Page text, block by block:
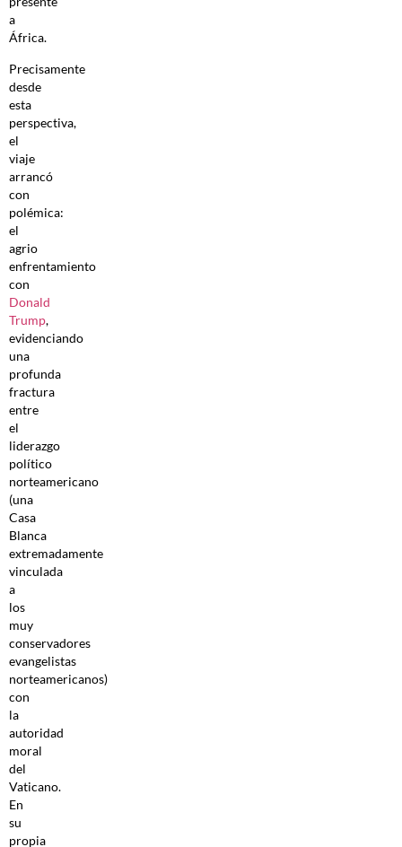
a
África.
Precisamente
desde
esta
perspectiva,
el
viaje
arrancó
con
polémica:
el
agrio
enfrentamiento
con
Donald
Trump,
evidenciando
una
profunda
fractura
entre
el
liderazgo
político
norteamericano
(una
Casa
Blanca
extremadamente
vinculada
a
los
muy
conservadores
evangelistas
norteamericanos)
con
la
autoridad
moral
del
Vaticano.
En
su
propia